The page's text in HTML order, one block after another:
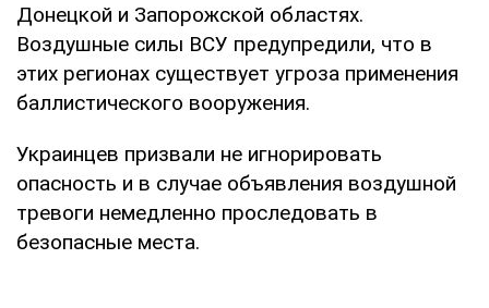
Донецкой и Запорожской областях.
Воздушные силы ВСУ предупредили, что в
этих регионах существует угроза применения
баллистического вооружения.
Украинцев призвали не игнорировать
опасность и в случае объявления воздушной
тревоги немедленно проследовать в
безопасные места.